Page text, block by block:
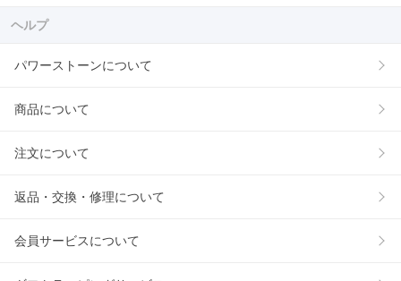
ヘルプ
パワーストーンについて
商品について
注文について
返品・交換・修理について
会員サービスについて